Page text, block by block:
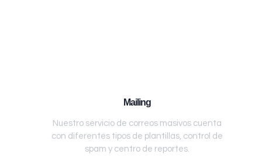
Mailing
Nuestro servicio de correos masivos cuenta
con diferentes tipos de plantillas, control de
spam y centro de reportes.